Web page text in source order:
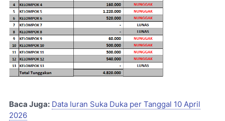
Baca Juga: Data Iuran Suka Duka per Tanggal 10 April
2026